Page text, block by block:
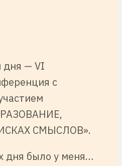
дня — VI
с
СМЫСЛОВ».
дня было у меня…